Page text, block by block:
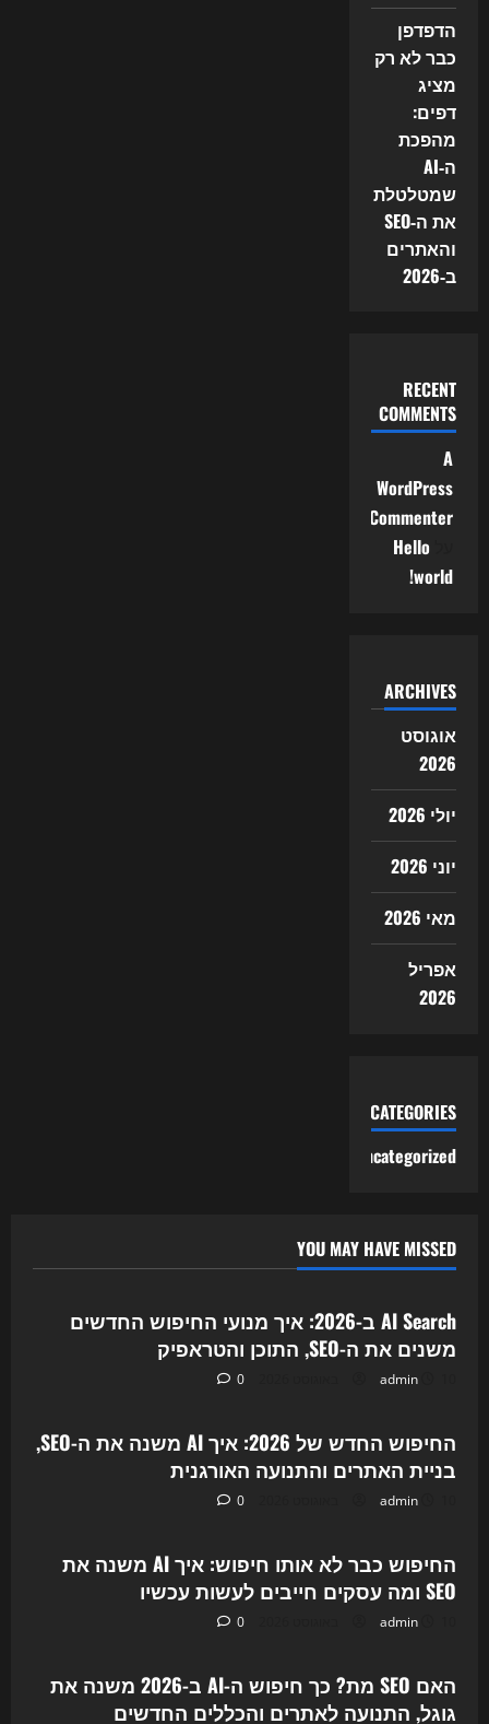
הדפדפן
כבר לא רק
מציג
דפים:
מהפכת
ה‑AI
שמטלטלת
את ה‑SEO
והאתרים
ב‑2026
RECENT
COMMENTS
A
WordPress
Commenter
Hello
world!
ARCHIVES
אוגוסט
2026
יולי 2026
יוני 2026
מאי 2026
אפריל
2026
CATEGORIES
Uncategorized
YOU MAY HAVE MISSED
Uncategorized
AI Search ב-2026: איך מנועי החיפוש החדשים
משנים את ה-SEO, התוכן והטראפיק
admin
0 Uncategorized
החיפוש החדש של 2026: איך AI משנה את ה-SEO,
בניית האתרים והתנועה האורגנית
admin
0 Uncategorized
החיפוש כבר לא אותו חיפוש: איך AI משנה את
SEO ומה עסקים חייבים לעשות עכשיו
admin
0 Uncategorized
האם SEO מת? כך חיפוש ה-AI ב-2026 משנה את
גוגל, התנועה לאתרים והכללים החדשים